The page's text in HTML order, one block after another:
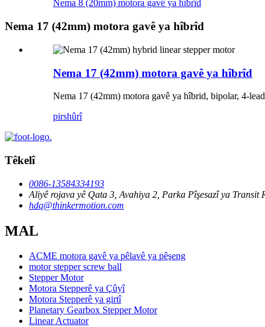
Nema 8 (20mm) motora gavê ya hîbrîd
Nema 17 (42mm) motora gavê ya hîbrîd
Nema 17 (42mm) motora gavê ya hîbrîd
Nema 17 (42mm) motora gavê ya hîbrid, bipolar, 4-
pirshûrî
Têkelî
0086-13584334193
Aliyê rojava yê Qata 3, Avahiya 2, Parka Pîşesazî ya
hdq@thinkermotion.com
MAL
ACME motora gavê ya pêlavê ya pêşeng
motor stepper screw ball
Stepper Motor
Motora Stepperê ya Çûyî
Motora Stepperê ya girtî
Planetary Gearbox Stepper Motor
Linear Actuator